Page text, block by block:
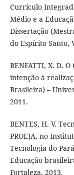
Currículo
Médio e a
Dissertação
do Espírito Santo,
BENFATTI, X. D.
intenção à
Brasileira) –
2011.
BENTES, H. V.
PROEJA, no
Tecnologia do
Educação
Fortaleza, 2013.